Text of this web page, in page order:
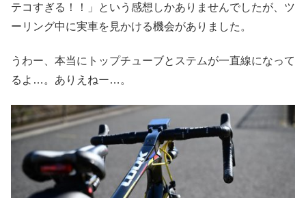
テコすぎる！！」という感想しかありませんでしたが、ツ
ーリング中に実車を見かける機会がありました。
うわー、本当にトップチューブとステムが一直線になって
るよ…。ありえねー…。